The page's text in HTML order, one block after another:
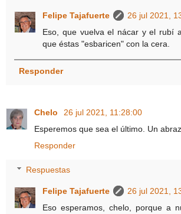
Felipe Tajafuerte
26 jul 2021,
Eso, que vuelva el nácar y el rubí
que éstas "esbaricen" con la cera.
Responder
Chelo
26 jul 2021, 11:28:00
Esperemos que sea el último. Un
Responder
Respuestas
Felipe Tajafuerte
26 jul 2021,
Eso esperamos, chelo, porque a